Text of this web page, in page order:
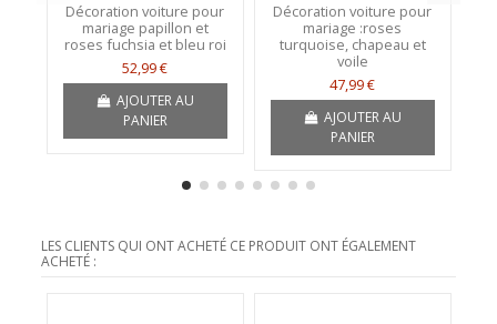
Décoration voiture pour
mariage papillon et
roses fuchsia et bleu roi
52,99 €
AJOUTER AU
PANIER
Décoration voiture pour
mariage :roses
turquoise, chapeau et
voile
47,99 €
AJOUTER AU
PANIER
LES CLIENTS QUI ONT ACHETÉ CE PRODUIT ONT ÉGALEMENT
ACHETÉ :